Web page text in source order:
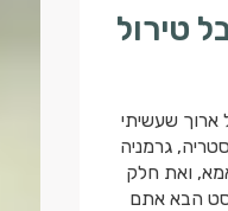
טירול
ארוך שעשיתי
גרמניה
ואת חלק
הבא אתם